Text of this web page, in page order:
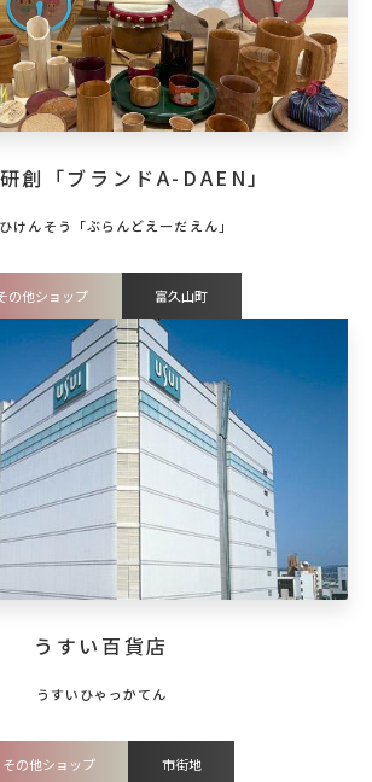
創「ブランドA-DAEN」
の他ショップ 富久山町
うすい百貨店
その他ショップ 市街地